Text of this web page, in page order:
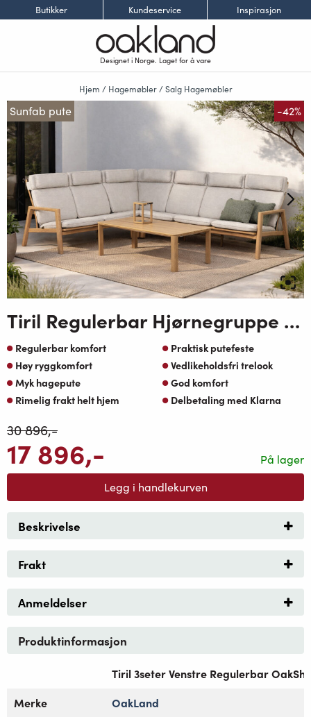
Butikker Kundeservice Inspirasjon
Designet i Norge. Laget for å vare
Hjem / Hagemøbler/Salg Hagemøbler
Sunfab pute -42%
Tiril Regulerbar Hjørnegruppe 2+3 med Une Loungebord OakShield Aluminium Beige Sunfab pute
Regulerbar komfort
Praktisk putefeste
Høy ryggkomfort
Vedlikeholdsfri trelook
Myk hagepute
God komfort
Rimelig frakt helt hjem
Delbetaling med Klarna
På lager
30 896,-
17 896,-
Legg i handlekurven
Beskrivelse
Frakt
Anmeldelser
Produktinformasjon
Tiril 3seter Venstre Regulerbar
Merke
OakLand